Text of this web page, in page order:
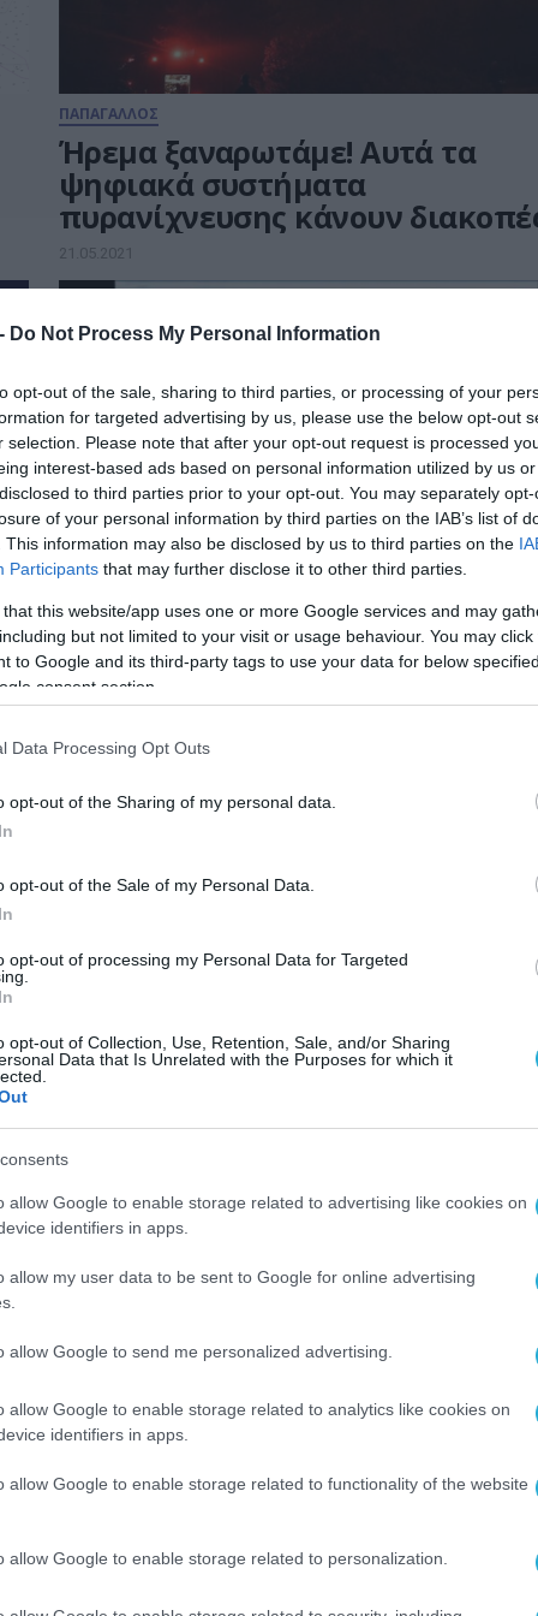
Do Not Process My Personal Information
opt-out of the sale, sharing to third parties, or processing of your
for targeted advertising by us, please use the below opt-out
selection. Please note that after your opt-out request is processed
interest-based ads based on personal information utilized by us
to third parties prior to your opt-out. You may separately
of your personal information by third parties on the IAB’s list of
This information may also be disclosed by us to third parties on the
Participants that may further disclose it to other third parties.
that this website/app uses one or more Google services and may
but not limited to your visit or usage behaviour. You may
to Google and its third-party tags to use your data for below
consent section.
Data Processing Opt Outs
opt-out of the Sharing of my personal data.
opt-out of the Sale of my Personal Data.
opt-out of processing my Personal Data for Targeted
opt-out of Collection, Use, Retention, Sale, and/or Sharing
Data that Is Unrelated with the Purposes for which it
allow Google to enable storage related to advertising like cookies on
identifiers in apps.
allow my user data to be sent to Google for online advertising
allow Google to send me personalized advertising.
allow Google to enable storage related to analytics like cookies on
identifiers in apps.
allow Google to enable storage related to functionality of the website
allow Google to enable storage related to personalization.
ΠΑΠΑΓΑΛΛΟΣ
Ήρεμα ξαναρωτάμε! Αυτά τα
ψηφιακά συστήματα
πυρανίχνευσης κάνουν
21.05.2021
ΠΑΠΑΓΑΛΛΟΣ
Κατακαλόκαιρο θα τους τρέχουν
άγρια τους πρησεληάδες.
14.05.2021
ΠΑΠΑΓΑΛΛΟΣ
Μην κακομαθαίνετε από το
Έρχεται το δορυφορικό
ο Ελον Μασκ για να ανοίξουν
διαστημικές μπίζνες
05.05.2021